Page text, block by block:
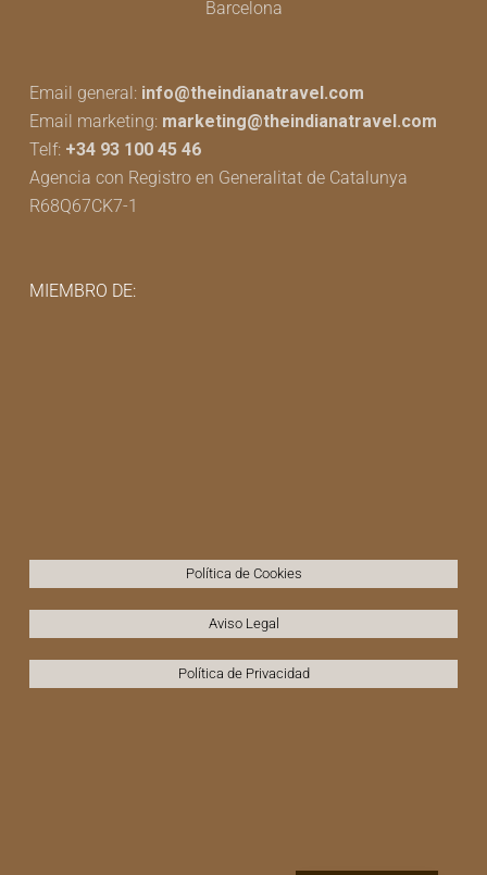
Barcelona
Email general: info@theindianatravel.com
Email marketing: marketing@theindianatravel.com
Telf: +34 93 100 45 46
Agencia con Registro en Generalitat de Catalunya
R68Q67CK7-1
MIEMBRO DE:
Política de Cookies
Aviso Legal
Política de Privacidad